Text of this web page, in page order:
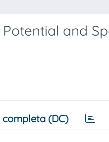
and
completa (DC)